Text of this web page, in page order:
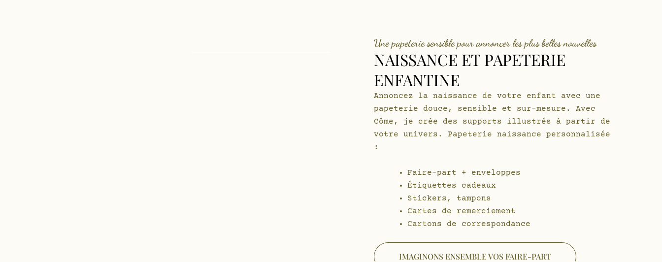
Une papeterie sensible pour annoncer les plus belles nouvelles
NAISSANCE ET PAPETERIE
ENFANTINE
Annoncez la naissance de votre enfant avec une
papeterie douce, sensible et sur-mesure. Avec
Côme, je crée des supports illustrés à partir de
votre univers. Papeterie naissance personnalisée
:
Faire-part + enveloppes
Étiquettes cadeaux
Stickers, tampons
Cartes de remerciement
Cartons de correspondance
IMAGINONS ENSEMBLE VOS FAIRE-PART